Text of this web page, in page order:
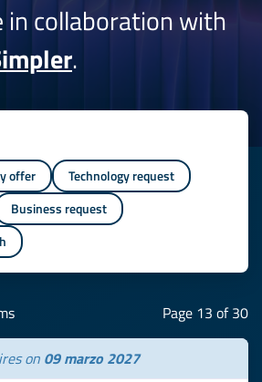
in collaboration with
.
offer
Technology request
Business request
Page 13 of 30
on 09 marzo 2027